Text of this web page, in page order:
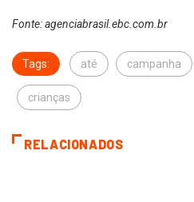
Fonte: agenciabrasil.ebc.com.br
Tags: até campanha
crianças
RELACIONADOS